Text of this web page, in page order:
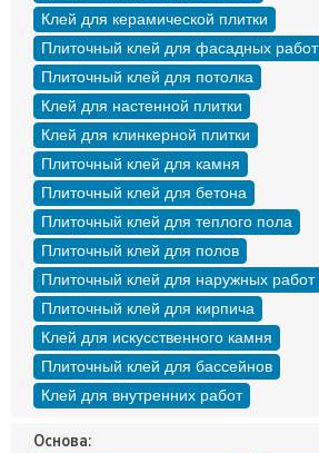
Клей для керамической плитки
Плиточный клей для фасадных работ
Плиточный клей для потолка
Клей для настенной плитки
Клей для клинкерной плитки
Плиточный клей для камня
Плиточный клей для бетона
Плиточный клей для теплого пола
Плиточный клей для полов
Плиточный клей для наружных работ
Плиточный клей для кирпича
Клей для искусственного камня
Плиточный клей для бассейнов
Клей для внутренних работ
Основа: